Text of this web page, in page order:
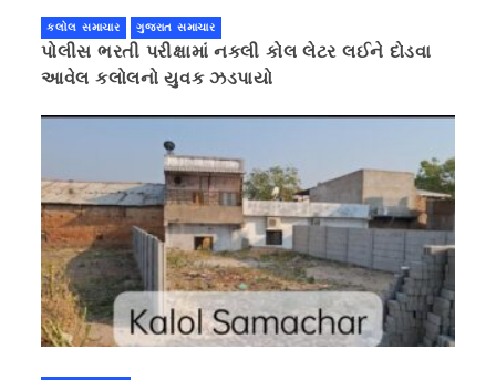
કલોલ સમાચાર ગુજરાત સમાચાર
પોલીસ ભરતી પરીક્ષામાં નકલી કોલ લેટર લઈને દોડવા
આવેલ કલોલનો યુવક ઝડપાયો